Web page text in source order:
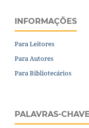
INFORMAÇÕES
Para Leitores
Para Autores
Para Bibliotecários
PALAVRAS-CHAVE